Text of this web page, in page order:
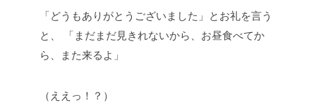
「どうもありがとうございました」とお礼を言う
と、
「まだまだ見きれないから、お昼食べてか
ら、また来るよ」
（ええっ！？）